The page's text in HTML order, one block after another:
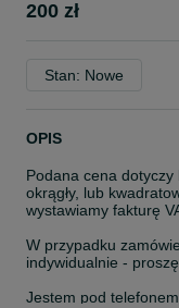
200 zł
Stan: Nowe
OPIS
Podana cena
okrągły, lub
wystawiamy fakturę
W przypadku
indywidualnie -
Jestem pod